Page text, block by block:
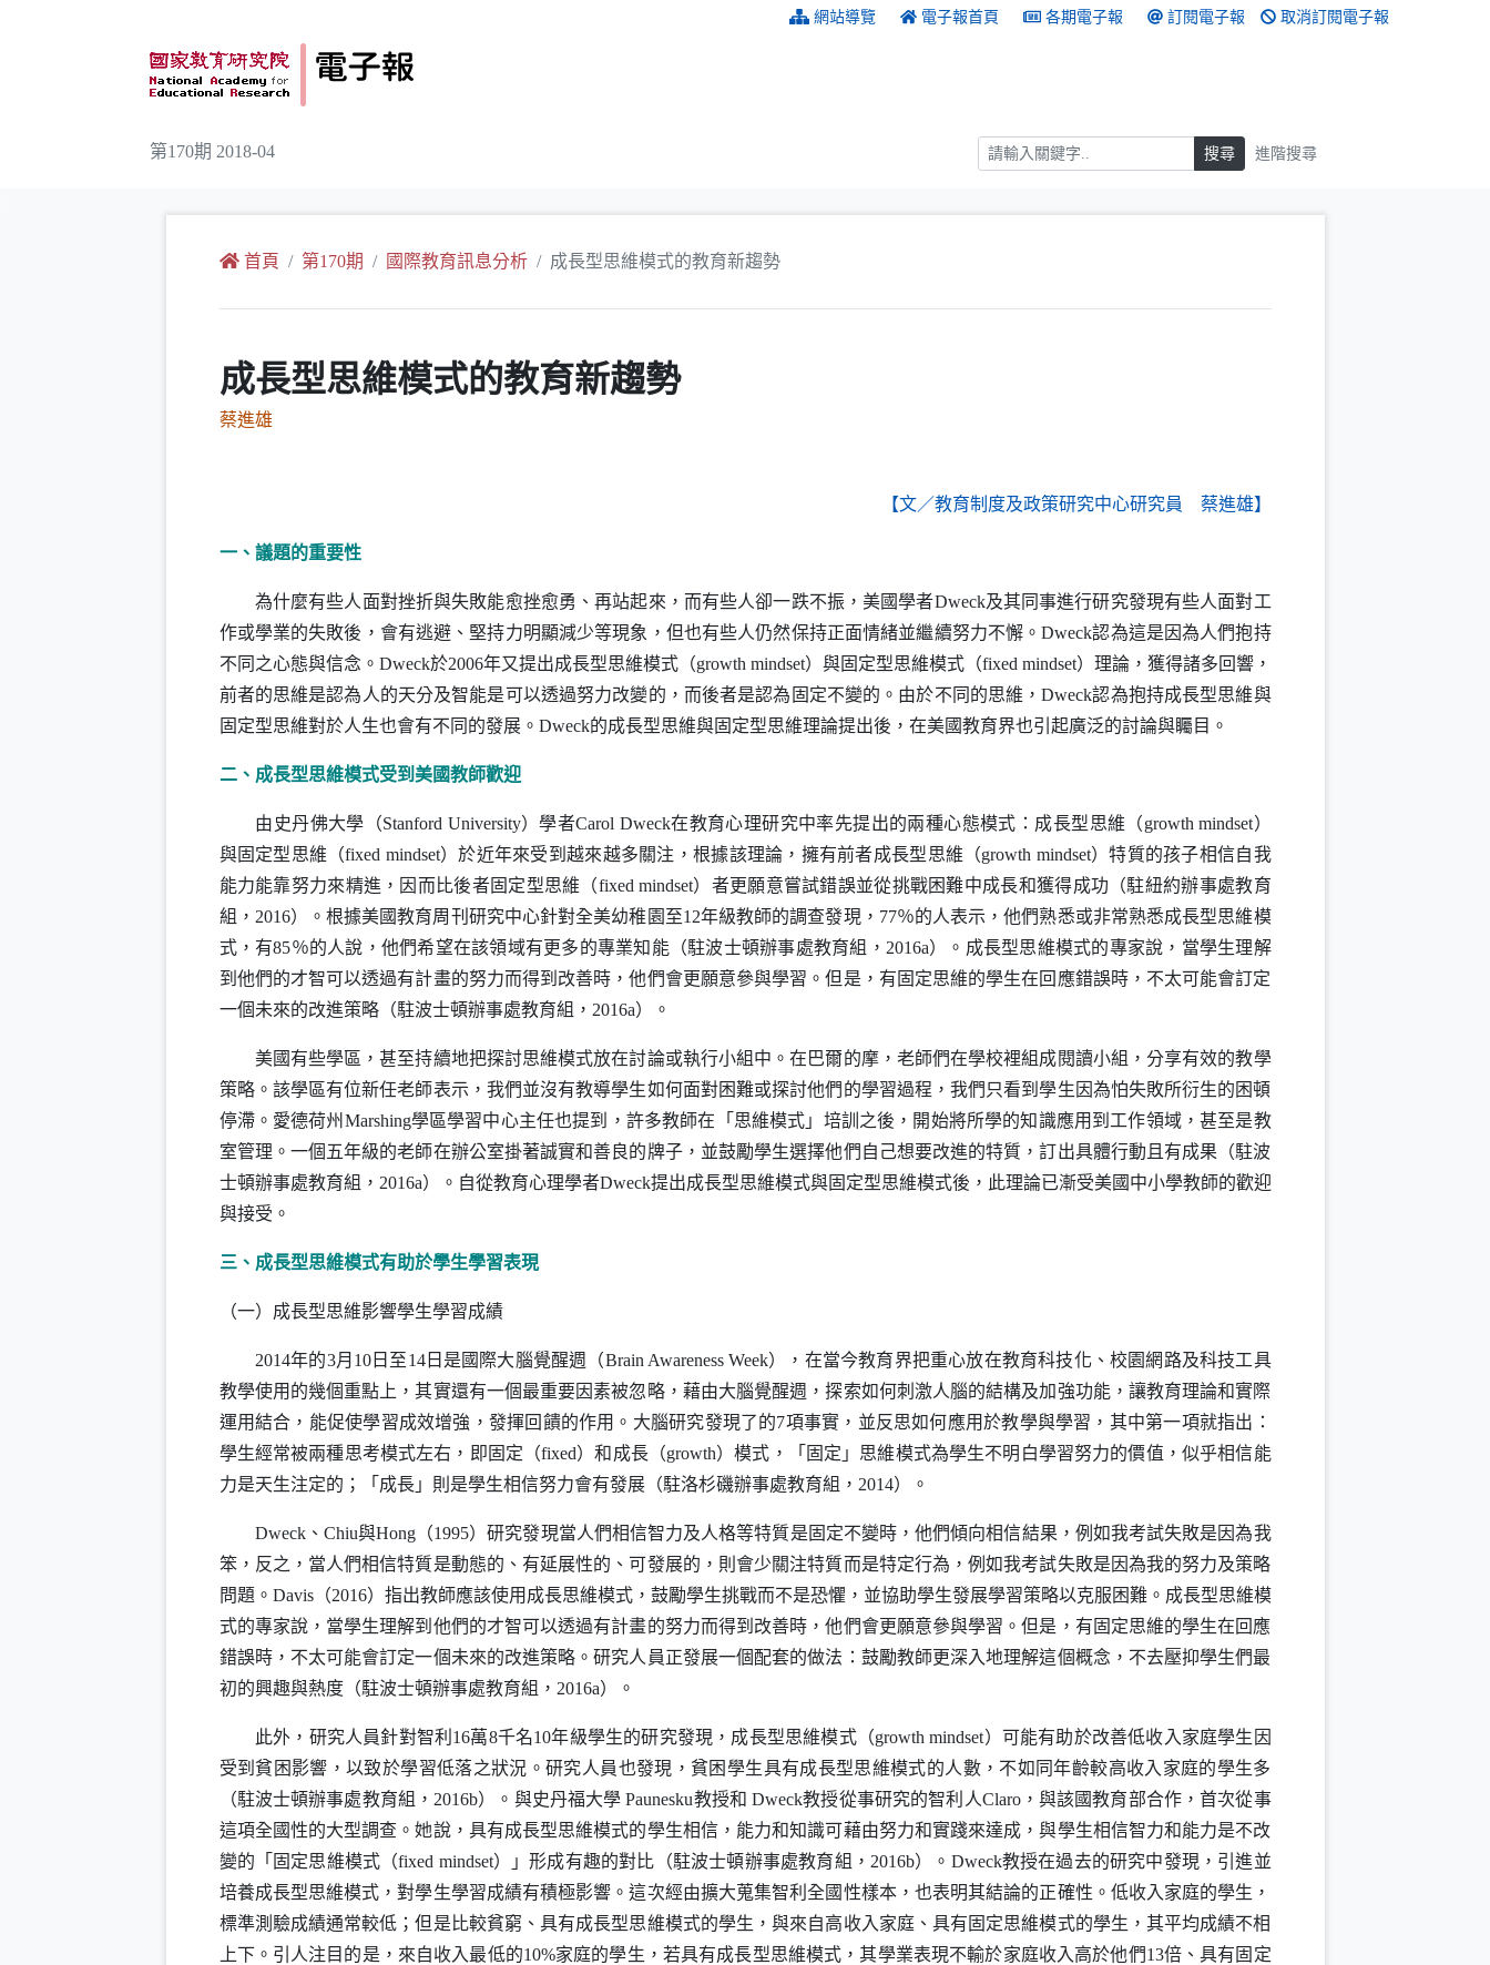
網站導覽 電子報首頁 各期電子報 訂閱電子報 取消訂閱電子報
第170期 2018-04 搜尋 搜尋 進階搜尋
首頁 第170期 國際教育訊息分析 成長型思維模式的教育新趨勢
成長型思維模式的教育新趨勢
蔡進雄
【文／教育制度及政策研究中心研究員 蔡進雄】
一、議題的重要性
為什麼有些人面對挫折與失敗能愈挫愈勇、再站起來，而有些人卻一跌不振，美國學者Dweck及其同事進行研究發現有些人面對工
作或學業的失敗後，會有逃避、堅持力明顯減少等現象，但也有些人仍然保持正面情緒並繼續努力不懈。Dweck認為這是因為人們抱持
不同之心態與信念。 Dweck於2006年又提出成長型思維模式（growth mindset）與固定型思維模式（fixed mindset）理論，獲得諸多回響，
前者的思維是認為人的天分及智能是可以透過努力改變的，而後者是認為固定不變的。由於不同的思維，Dweck認為抱持成長型思維與
固定型思維對於人生也會有不同的發展。 Dweck的成長型思維與固定型思維理論提出後，在美國教育界也引起廣泛的討論與矚目。
二、成長型思維模式受到美國教師歡迎
由史丹佛大學（Stanford University）學者Carol Dweck在教育心理研究中率先提出的兩種心態模式：成長型思維（growth mindset）
與固定型思維（fixed mindset）於近年來受到越來越多關注，根據該理論，擁有前者成長型思維（growth mindset）特質的孩子相信自我
能力能靠努力來精進，因而比後者固定型思維（fixed mindset）者更願意嘗試錯誤並從挑戰困難中成長和獲得成功（駐紐約辦事處教育
組， 2016）。根據美國教育周刊研究中心針對全美幼稚園至12年級教師的調查發現， 77％的人表示，他們熟悉或非常熟悉成長型思維模
式，有85％的人說，他們希望在該領域有更多的專業知能（駐波士頓辦事處教育組， 2016a）。成長型思維模式的專家說，當學生理解
到他們的才智可以透過有計畫的努力而得到改善時，他們會更願意參與學習。但是，有固定思維的學生在回應錯誤時，不太可能會訂定
一個未來的改進策略（駐波士頓辦事處教育組， 2016a）。
美國有些學區，甚至持續地把探討思維模式放在討論或執行小組中。在巴爾的摩，老師們在學校裡組成閱讀小組，分享有效的教學
策略。該學區有位新任老師表示，我們並沒有教導學生如何面對困難或探討他們的學習過程，我們只看到學生因為怕失敗所衍生的困頓
停滯。愛德荷州 Marshing學區學習中心主任也提到，許多教師在「思維模式」培訓之後，開始將所學的知識應用到工作領域，甚至是教
室管理。一個五年級的老師在辦公室掛著誠實和善良的牌子，並鼓勵學生選擇他們自己想要改進的特質，訂出具體行動且有成果（駐波
士頓辦事處教育組， 2016a）。自從教育心理學者Dweck提出成長型思維模式與固定型思維模式後，此理論已漸受美國中小學教師的歡迎
與接受。
三、成長型思維模式有助於學生學習表現
（一）成長型思維影響學生學習成績
2014年的3月 10日至14日是國際大腦覺醒週（Brain Awareness Week），在當今教育界把重心放在教育科技化、校園網路及科技工具
教學使用的幾個重點上，其實還有一個最重要因素被忽略，藉由大腦覺醒週，探索如何刺激人腦的結構及加強功能，讓教育理論和實際
運用結合，能促使學習成效增強，發揮回饋的作用。大腦研究發現了的7項事實，並反思如何應用於教學與學習，其中第一項就指出：
學生經常被兩種思考模式左右，即固定（fixed）和成長（growth）模式，「固定」思維模式為學生不明白學習努力的價值，似乎相信能
力是天生注定的；「成長」則是學生相信努力會有發展（駐洛杉磯辦事處教育組， 2014）。
Dweck、 Chiu與Hong（1995）研究發現當人們相信智力及人格等特質是固定不變時，他們傾向相信結果，例如我考試失敗是因為我
笨，反之，當人們相信特質是動態的、有延展性的、可發展的，則會少關注特質而是特定行為，例如我考試失敗是因為我的努力及策略
問題。 Davis（2016）指出教師應該使用成長思維模式，鼓勵學生挑戰而不是恐懼，並協助學生發展學習策略以克服困難。成長型思維模
式的專家說，當學生理解到他們的才智可以透過有計畫的努力而得到改善時，他們會更願意參與學習。但是，有固定思維的學生在回應
錯誤時，不太可能會訂定一個未來的改進策略。研究人員正發展一個配套的做法：鼓勵教師更深入地理解這個概念，不去壓抑學生們最
初的興趣與熱度（駐波士頓辦事處教育組， 2016a）。
此外，研究人員針對智利 16萬8千名10年級學生的研究發現，成長型思維模式（growth mindset）可能有助於改善低收入家庭學生因
受到貧困影響，以致於學習低落之狀況。研究人員也發現，貧困學生具有成長型思維模式的人數，不如同年齡較高收入家庭的學生多
（駐波士頓辦事處教育組， 2016b）。與史丹福大學 Paunesku教授和 Dweck教授從事研究的智利人Claro，與該國教育部合作，首次從事
這項全國性的大型調查。她說，具有成長型思維模式的學生相信，能力和知識可藉由努力和實踐來達成，與學生相信智力和能力是不改
變的「固定思維模式（fixed mindset）」形成有趣的對比（駐波士頓辦事處教育組， 2016b）。 Dweck教授在過去的研究中發現，引進並
培養成長型思維模式，對學生學習成績有積極影響。這次經由擴大蒐集智利全國性樣本，也表明其結論的正確性。低收入家庭的學生，
標準測驗成績通常較低；但是比較貧窮、具有成長型思維模式的學生，與來自高收入家庭、具有固定思維模式的學生，其平均成績不相
上下。引人注目的是，來自收入最低的10%家庭的學生，若具有成長型思維模式，其學業表現不輸於家庭收入高於他們13倍、具有固定